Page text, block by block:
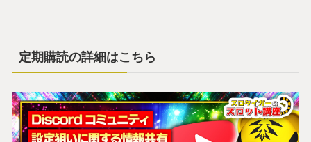
定期購読の詳細はこちら